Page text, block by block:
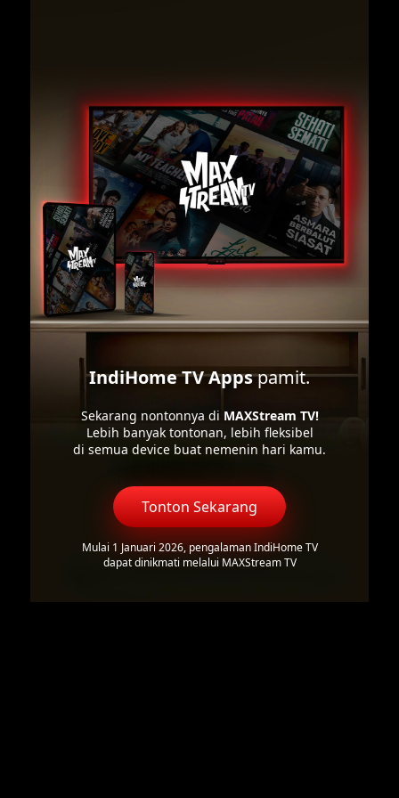
IndiHome TV Appspamit.
Sekarang nontonnya di MAXStream TV!
Lebih banyak tontonan, lebih fleksibel
di semua device buat nemenin hari kamu.
Tonton Sekarang
Mulai 1 Januari 2026, pengalaman IndiHome TV
dapat dinikmati melalui MAXStream TV